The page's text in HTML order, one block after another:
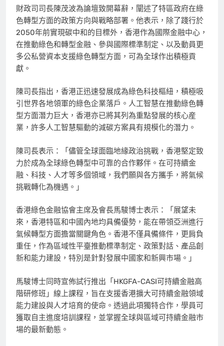
財政司司長陳茂波為論壇致開幕辭，闡述了特區政府在綠
色轉型方面的政策方向與戰略部署。他表示，除了踐行於
2050年前實現碳中和的目標外，香港作為國際金融中心，
在推動綠色和轉型金融、參與國際標準制定、以及動員更
多公私營資本支援綠色轉型方面，可為全球作出積極貢
獻。
陳司長指出，香港正迅速發展成為綠色科技樞紐，積極吸
引世界各地領軍的綠色企業落戶。人工智慧在推動綠色轉
型方面潛力巨大，香港亦已將其列為重點發展的核心産
業，許多人工智慧驅動的減碳方案具有規模化的潛力。
陳司長表示：「儘管全球面臨地緣政治挑戰，香港堅定致
力於成為全球綠色轉型中可靠的合作夥伴。在可持續金
融、科技、人才等多個領域，我們願與各方攜手，將氣候
挑戰轉化為機遇。」
香港綠色金融協會主席及會長馬駿博士表示：「展望未
來，香港特區和中國內地均具備優勢，能在帶領亞洲進行
氣候轉型方面擔當關鍵角色。香港不僅具備條件，更肩負
重任，作為區域性平臺推動標準制定、政策對話、產品創
新和能力建設，特別是針對發展中國家和新興市場。」
馬駿博士同時宣佈試行推出「HKGFA-CASI可持續金融高
階研修班」線上課程，旨在支援香港擴大可持續金融領域
能力建設與人才培育的使命。透過此項獨特合作，學員可
獲取自主進度培訓課程，並掌握全球與區域可持續金融市
場的最新動態。